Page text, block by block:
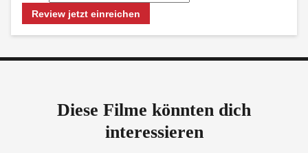
Review jetzt einreichen
Diese Filme könnten dich
interessieren